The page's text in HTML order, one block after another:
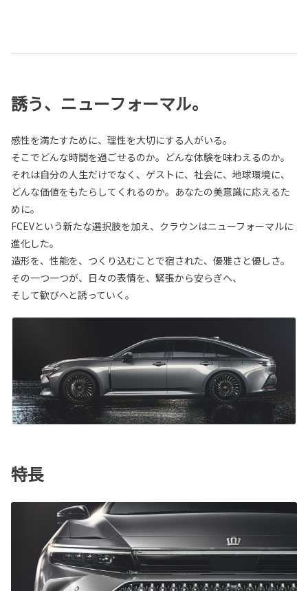
誘う、ニューフォーマル。
感性を満たすために、理性を大切にする人がいる。
そこでどんな時間を過ごせるのか。どんな体験を味わえるのか。
それは自分の人生だけでなく、ゲストに、社会に、地球環境に、
どんな価値をもたらしてくれるのか。あなたの美意識に応えるた
めに。
FCEVという新たな選択肢を加え、クラウンはニューフォーマルに
進化した。
造形を、性能を、つくり込むことで宿された、優雅さと優しさ。
その一つ一つが、日々の表情を、緊張から安らぎへ、
そして歓びへと誘っていく。
特長